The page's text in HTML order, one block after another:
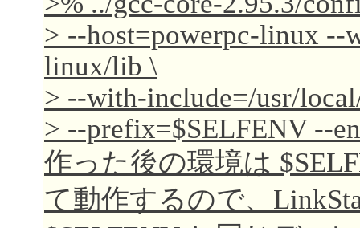
> --host=powerpc-linux
linux/lib \
> --with-include=/usr/
> --prefix=$SELFENV --
作った後の環境は
て動作するので、